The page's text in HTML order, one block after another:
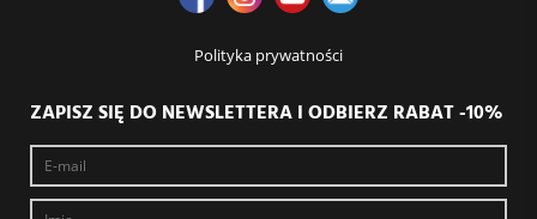
Polityka prywatności
ZAPISZ SIĘ DO NEWSLETTERA I ODBIERZ RABAT -10%